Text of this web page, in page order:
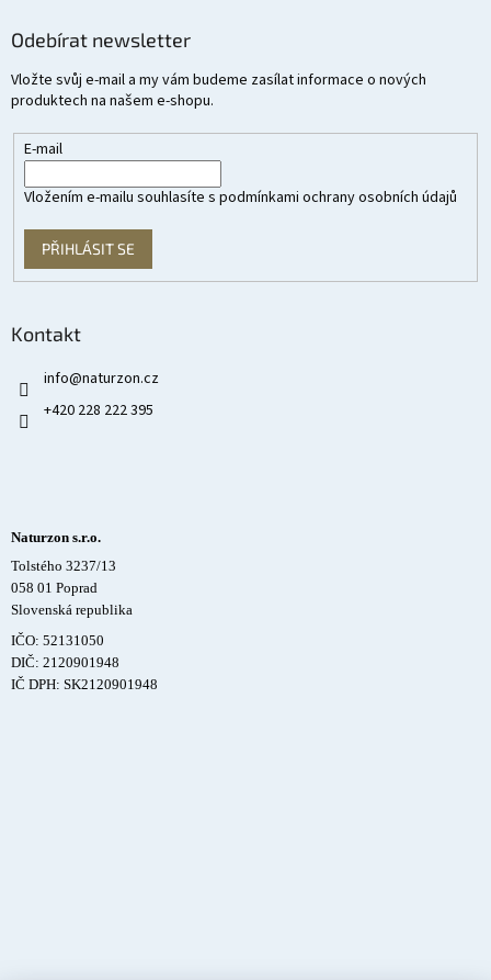
Odebírat newsletter
Vložte svůj e-mail a my vám budeme zasílat informace o nových
produktech na našem e-shopu.
E-mail
Vložením e-mailu souhlasíte s podmínkami ochrany osobních údajů
PŘIHLÁSIT SE
Kontakt
info@naturzon.cz
+420 228 222 395
Naturzon s.r.o.
Tolstého 3237/13
058 01 Poprad
Slovenská republika
IČO: 52131050
DIČ: 2120901948
IČ DPH: SK2120901948